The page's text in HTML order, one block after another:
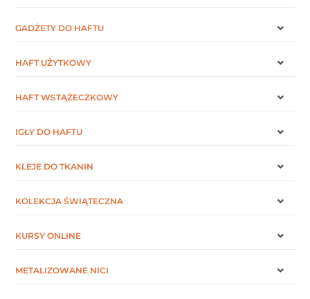
GADŻETY DO HAFTU
HAFT UŻYTKOWY
HAFT WSTĄŻECZKOWY
IGŁY DO HAFTU
KLEJE DO TKANIN
KOLEKCJA ŚWIĄTECZNA
KURSY ONLINE
METALIZOWANE NICI